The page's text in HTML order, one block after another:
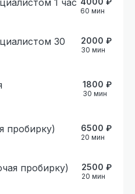
60 мин
30
30 мин
2000 ₽
30 мин
1800 ₽
пробирку)
20 мин
6500 ₽
пробирку)
20 мин
2500 ₽